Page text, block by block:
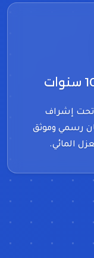
تحت إشراف
رسمي وموثق
المائي.